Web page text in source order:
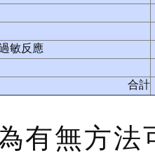
敏反應
合計
有無方